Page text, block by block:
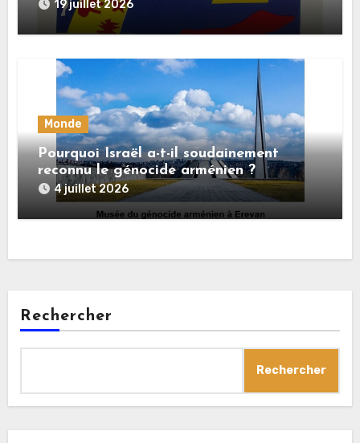
dupe en date
19 juillet 2026
Monde
Pourquoi Israël a-t-il soudainement
reconnu le génocide arménien ?
4 juillet 2026
Rechercher
Rechercher